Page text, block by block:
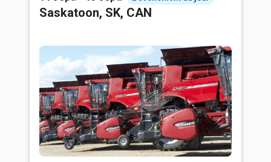
Saskatoon, SK, CAN